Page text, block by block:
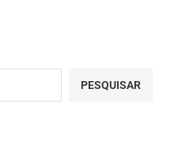
PESQUISAR